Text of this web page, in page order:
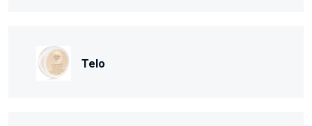
Telo